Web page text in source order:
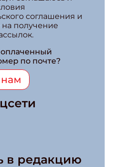
соглашения и
на получение
по почте?
в редакцию